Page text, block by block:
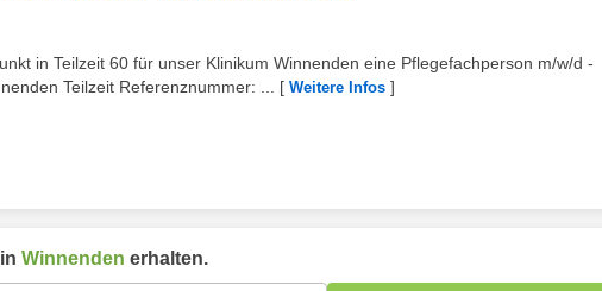
in Teilzeit 60 für unser Klinikum Winnenden eine Pflegefachperson m/w/d -
Teilzeit Referenznummer: ...
[ Weitere Infos ]
Winnenden erhalten.